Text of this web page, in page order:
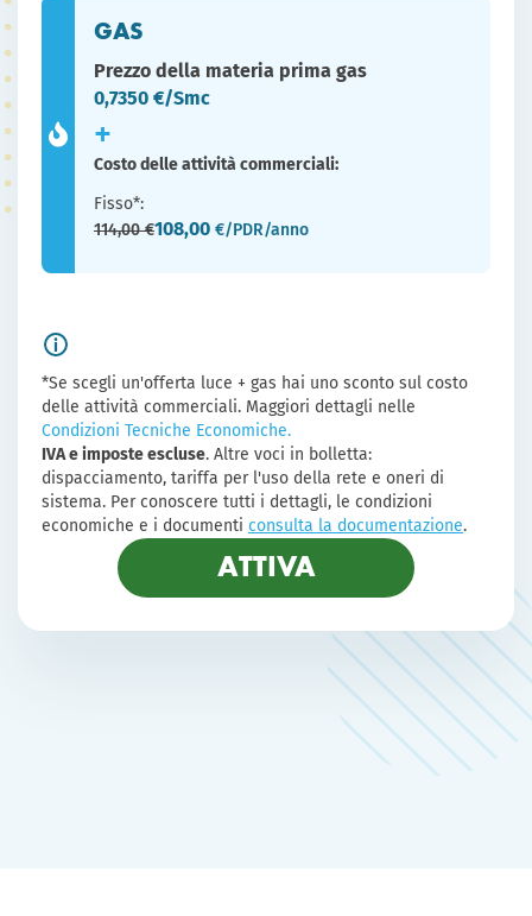
prestatore.
Un consulente energetico a tua disposizione in punto
vendita o al numero verde 800-208468.
GAS
Prezzo della materia prima gas
0,7350 €/Smc
Costo delle attività commerciali:
Fisso*:
114,00 €108,00 €/PDR/anno
*Se scegli un'offerta luce + gas hai uno sconto sul costo
delle attività commerciali. Maggiori dettagli nelle
Condizioni Tecniche Economiche.
IVA e imposte escluse. Altre voci in bolletta:
dispacciamento, tariffa per l'uso della rete e oneri di
sistema. Per conoscere tutti i dettagli, le condizioni
economiche e i documenti consulta la documentazione.
ATTIVA